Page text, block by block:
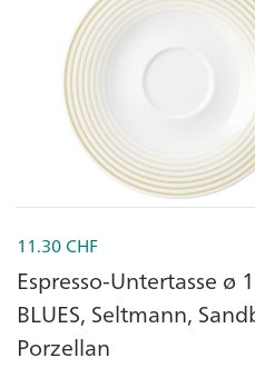
11.30CHF
Espresso-Untertasse ø
BLUES, Seltmann,
Porzellan